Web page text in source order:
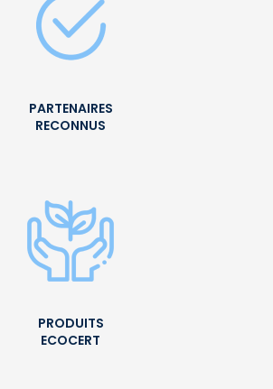
PARTENAIRES
RECONNUS
PRODUITS
ECOCERT